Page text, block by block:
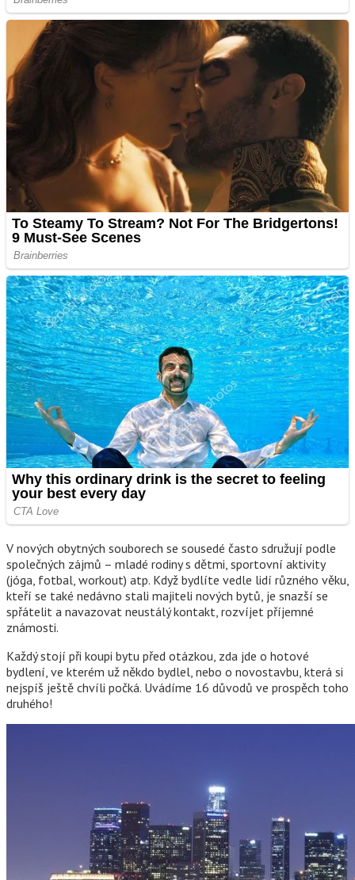
V nových obytných souborech se sousedé často sdružují podle
společných zájmů – mladé rodiny s dětmi, sportovní aktivity
(jóga, fotbal, workout) atp. Když bydlíte vedle lidí různého věku,
kteří se také nedávno stali majiteli nových bytů, je snazší se
spřátelit a navazovat neustálý kontakt, rozvíjet příjemné
známosti.
Každý stojí při koupi bytu před otázkou, zda jde o hotové
bydlení, ve kterém už někdo bydlel, nebo o novostavbu, která si
nejspíš ještě chvíli počká. Uvádíme 16 důvodů ve prospěch toho
druhého!